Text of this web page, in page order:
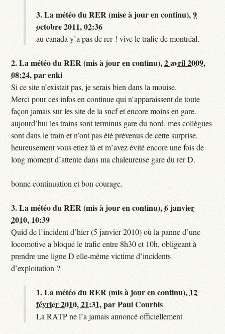
3.La météo du RER (mise à jour en continu),9
octobre 2011, 02:36
au canada y’a pas de rer ! vive le trafic de montréal.
2.La météo du RER (mis à jour en continu),2 avril 2009,
08:24,parenki
Si ce site n’existait pas, je serais bien dans la mouise.
Merci pour ces infos en continue qui n’apparaissent de toute
façon jamais sur les site de la sncf et encore moins en gare.
aujourd’hui les trains sont terminus gare du nord, mes collègues
sont dans le train et n’ont pas été prévenus de cette surprise,
heureusement vous etiez là et m’avez évité encore une fois de
long moment d’attente dans ma chaleureuse gare du rer D.
bonne continuation et bon courage.
3.La météo du RER (mis à jour en continu),6 janvier
2010, 10:39
Quid de l’incident d’hier (5 janvier 2010) où la panne d’une
locomotive a bloqué le trafic entre 8h30 et 10h, obligeant à
prendre une ligne D elle-même victime d’incidents
d’exploitation ?
1.La météo du RER (mis à jour en continu), 12
février 2010, 21:31,parPaul Courbis
La RATP ne l’a jamais annoncé officiellement